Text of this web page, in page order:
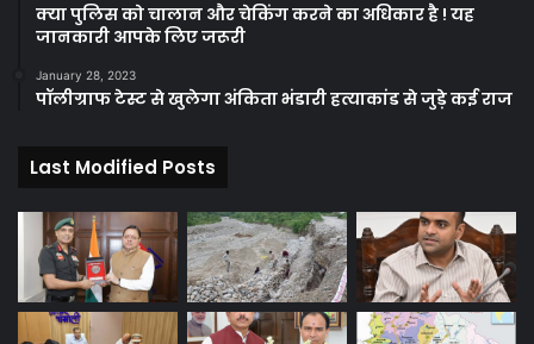
क्या पुलिस को चालान और चेकिंग करने का अधिकार है ! यह
जानकारी आपके लिए जरूरी
January 28, 2023
पॉलीग्राफ टेस्ट से खुलेगा अंकिता भंडारी हत्याकांड से जुड़े कई राज
Last Modified Posts